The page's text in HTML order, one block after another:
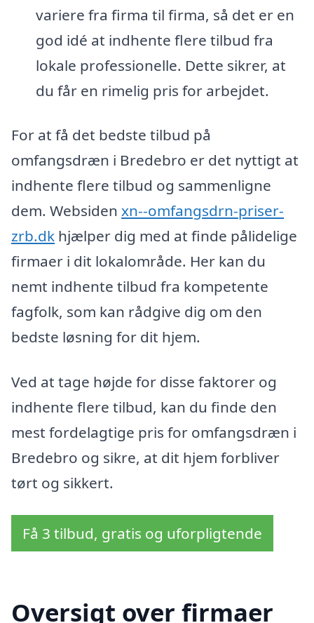
variere fra firma til firma, så det er en
god idé at indhente flere tilbud fra
lokale professionelle. Dette sikrer, at
du får en rimelig pris for arbejdet.
For at få det bedste tilbud på
omfangsdræn i Bredebro er det nyttigt at
indhente flere tilbud og sammenligne
dem. Websiden xn--omfangsdrn-priser-
zrb.dk hjælper dig med at finde pålidelige
firmaer i dit lokalområde. Her kan du
nemt indhente tilbud fra kompetente
fagfolk, som kan rådgive dig om den
bedste løsning for dit hjem.
Ved at tage højde for disse faktorer og
indhente flere tilbud, kan du finde den
mest fordelagtige pris for omfangsdræn i
Bredebro og sikre, at dit hjem forbliver
tørt og sikkert.
Få 3 tilbud, gratis og uforpligtende
Oversigt over firmaer